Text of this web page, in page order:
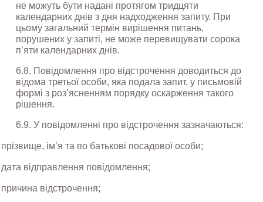
не можуть бути надані протягом тридцяти
календарних днів з дня надходження запиту. При
цьому загальний термін вирішення питань,
порушених у запиті, не може перевищувати сорока
п’яти календарних днів.
6.8. Повідомлення про відстрочення доводиться до
відома третьої особи, яка подала запит, у письмовій
формі з роз’ясненням порядку оскарження такого
рішення.
6.9. У повідомленні про відстрочення зазначаються:
прізвище, ім’я та по батькові посадової особи;
дата відправлення повідомлення;
причина відстрочення;